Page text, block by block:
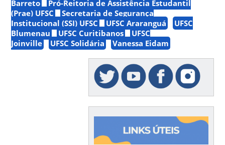
Barreto
Pró-Reitoria de Assistência Estudantil
(Prae) UFSC
Secretaria de Segurança
Institucional (SSI) UFSC
UFSC Araranguá
UFSC
Blumenau
UFSC Curitibanos
UFSC
Joinville
UFSC Solidária Vanessa Eidam